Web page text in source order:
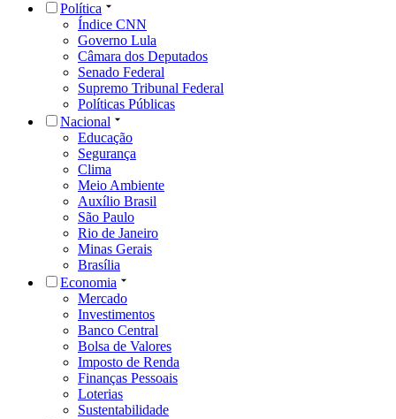
Política
Índice CNN
Governo Lula
Câmara dos Deputados
Senado Federal
Supremo Tribunal Federal
Políticas Públicas
Nacional
Educação
Segurança
Clima
Meio Ambiente
Auxílio Brasil
São Paulo
Rio de Janeiro
Minas Gerais
Brasília
Economia
Mercado
Investimentos
Banco Central
Bolsa de Valores
Imposto de Renda
Finanças Pessoais
Loterias
Sustentabilidade